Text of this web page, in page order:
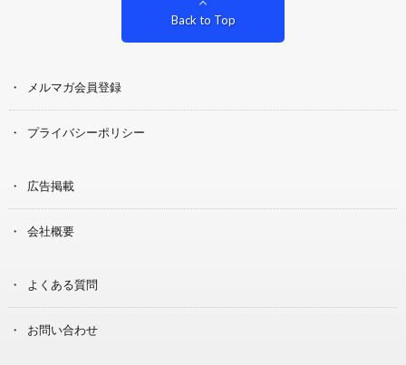
Back to Top
メルマガ会員登録
プライバシーポリシー
広告掲載
会社概要
よくある質問
お問い合わせ